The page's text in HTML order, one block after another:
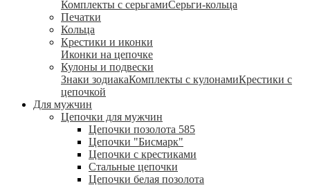
Комплекты с серьгамиСерьги-кольца
Печатки
Кольца
Крестики и иконки
Иконки на цепочке
Кулоны и подвески
Знаки зодиакаКомплекты с кулонамиКрестики с
цепочкой
Для мужчин
Цепочки для мужчин
Цепочки позолота 585
Цепочки "Бисмарк"
Цепочки с крестиками
Стальные цепочки
Цепочки белая позолота